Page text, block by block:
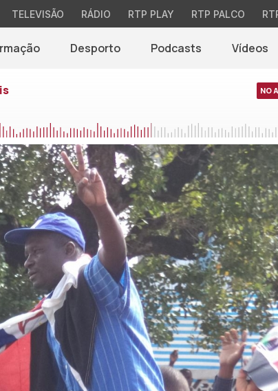
TELEVISÃO RÁDIO RTP PLAY RTP PALCO
Desporto Podcasts Vídeos
NO